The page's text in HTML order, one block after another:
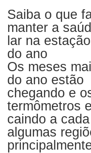
Saiba o que
manter a
lar na
do ano
Os meses
do ano estão
chegando e
termômetros
caindo a
algumas